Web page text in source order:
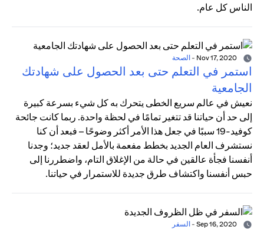
الناس كل عام.
- الصحة
استمر في التعلم حتى بعد الحصول على شهادتك
الجامعية
نعيش في عالم سريع الخطى يتحرك به كل شيء بسرعة كبيرة
إلى حد أن حياتنا قد تتغير تمامًا في لحظة واحدة. ربما كانت جائحة
كوفيد-19 سببًا في جعل هذا الأمر أكثر وضوحًا – فبعد أن كنا
نستشرف العام الجديد بخطط مفعمة بالأمل لعقد جديد؛ وجدنا
أنفسنا فجأة عالقين في حالة من الإغلاق التام، واضطررنا إلى
حبس أنفسنا واكتشاف طرق جديدة للاستمرار في حياتنا.
- السفر